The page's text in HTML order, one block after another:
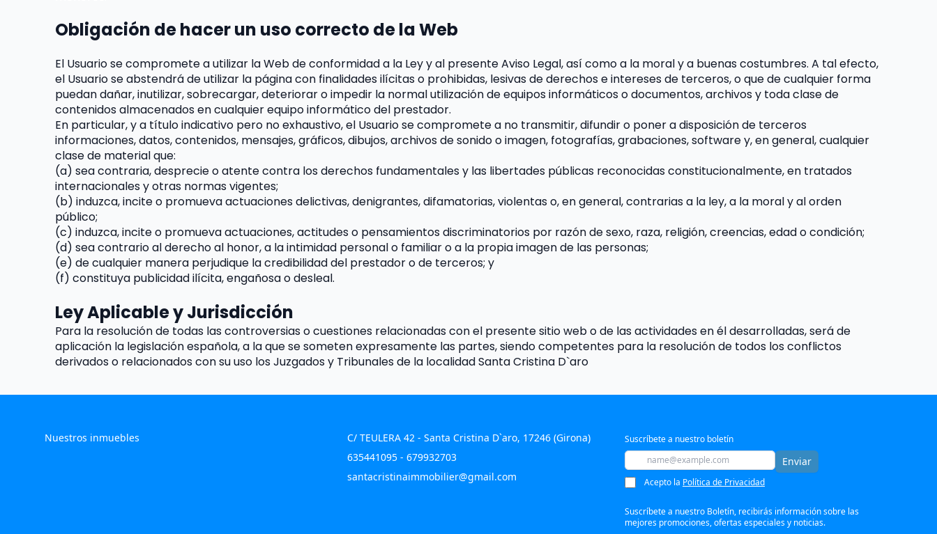
Obligación de hacer un uso correcto de la Web
El Usuario se compromete a utilizar la Web de conformidad a la Ley y al presente Aviso Legal, así como a la moral y a buenas costumbres. A tal efecto,
el Usuario se abstendrá de utilizar la página con finalidades ilícitas o prohibidas, lesivas de derechos e intereses de terceros, o que de cualquier forma
puedan dañar, inutilizar, sobrecargar, deteriorar o impedir la normal utilización de equipos informáticos o documentos, archivos y toda clase de
contenidos almacenados en cualquier equipo informático del prestador.
En particular, y a título indicativo pero no exhaustivo, el Usuario se compromete a no transmitir, difundir o poner a disposición de terceros
informaciones, datos, contenidos, mensajes, gráficos, dibujos, archivos de sonido o imagen, fotografías, grabaciones, software y, en general, cualquier
clase de material que:
(a) sea contraria, desprecie o atente contra los derechos fundamentales y las libertades públicas reconocidas constitucionalmente, en tratados
internacionales y otras normas vigentes;
(b) induzca, incite o promueva actuaciones delictivas, denigrantes, difamatorias, violentas o, en general, contrarias a la ley, a la moral y al orden
público;
(c) induzca, incite o promueva actuaciones, actitudes o pensamientos discriminatorios por razón de sexo, raza, religión, creencias, edad o condición;
(d) sea contrario al derecho al honor, a la intimidad personal o familiar o a la propia imagen de las personas;
(e) de cualquier manera perjudique la credibilidad del prestador o de terceros; y
(f) constituya publicidad ilícita, engañosa o desleal.
Ley Aplicable y Jurisdicción
Para la resolución de todas las controversias o cuestiones relacionadas con el presente sitio web o de las actividades en él desarrolladas, será de
aplicación la legislación española, a la que se someten expresamente las partes, siendo competentes para la resolución de todos los conflictos
derivados o relacionados con su uso los Juzgados y Tribunales de la localidad Santa Cristina D`aro
Nuestros inmuebles
C/ TEULERA 42 - Santa Cristina D`aro, 17246 (Girona)
635441095 - 679932703
santacristinaimmobilier@gmail.com
Suscríbete a nuestro boletín
Enviar
Acepto la Política de Privacidad
Suscríbete a nuestro Boletín, recibirás información sobre las
mejores promociones, ofertas especiales y noticias.